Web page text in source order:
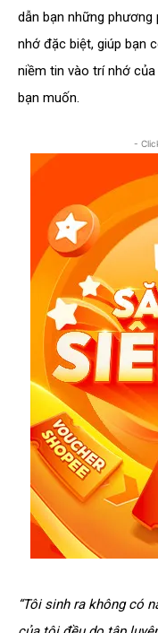
dẫn bạn những
nhớ đặc biệt, giúp bạn
niềm tin vào trí nhớ
bạn muốn.
-
“Tôi sinh ra không có